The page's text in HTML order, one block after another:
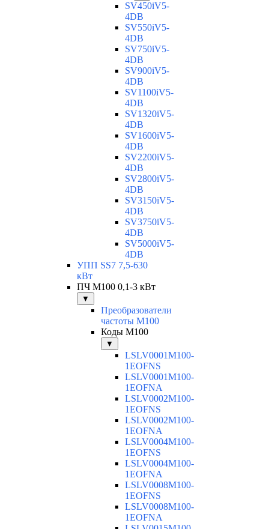
SV450iV5-
4DB
SV550iV5-
4DB
SV750iV5-
4DB
SV900iV5-
4DB
SV1100iV5-
4DB
SV1320iV5-
4DB
SV1600iV5-
4DB
SV2200iV5-
4DB
SV2800iV5-
4DB
SV3150iV5-
4DB
SV3750iV5-
4DB
SV5000iV5-
4DB
УПП SS7 7,5-630
кВт
ПЧ M100 0,1-3 кВт
▼
Преобразователи
частоты M100
Коды M100
▼
LSLV0001M100-
1EOFNS
LSLV0001M100-
1EOFNA
LSLV0002M100-
1EOFNS
LSLV0002M100-
1EOFNA
LSLV0004M100-
1EOFNS
LSLV0004M100-
1EOFNA
LSLV0008M100-
1EOFNS
LSLV0008M100-
1EOFNA